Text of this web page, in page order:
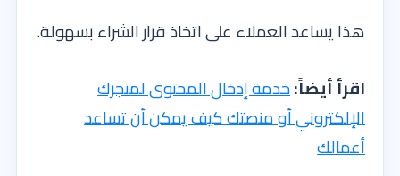
هذا يساعد العملاء على اتخاذ قرار الشراء بسهولة.
اقرأ أيضاً:خدمة إدخال المحتوى لمتجرك
الإلكتروني أو منصتك كيف يمكن أن تساعد
أعمالك